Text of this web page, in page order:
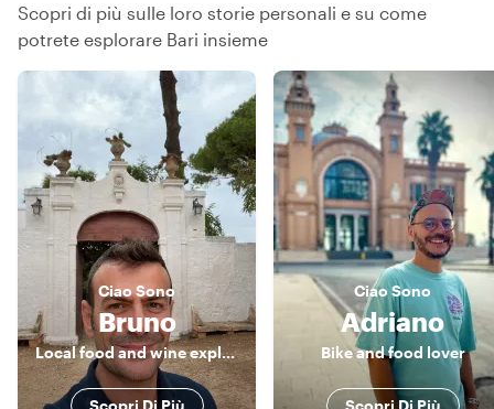
Scopri di più sulle loro storie personali e su come
potrete esplorare Bari insieme
CiaoSono
Bruno
Local food and wine explorer
Scopri Di Più
Ciao Sono
Adriano
Bike and food lover
Scopri Di Più